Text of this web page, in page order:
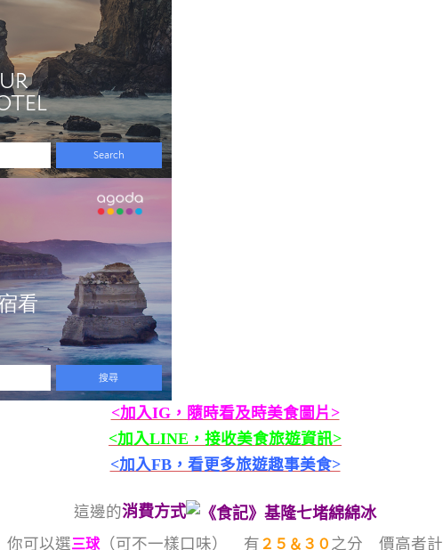
<加入IG，隨時看及時美食圖片>
<加入LINE，接收美食旅遊資訊>
<加入FB，看更多旅遊趣事美食>
這邊的消費方式
你可以選三球（可不一樣口味） 有 ２５＆３０ 之分 價高者計